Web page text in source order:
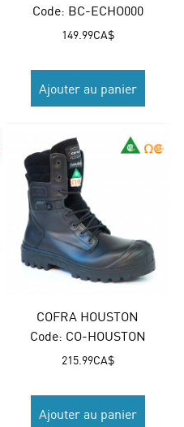
Code: BC-ECHO000
CA$
149.99
Ajouter au panier
COFRA HOUSTON
Code: CO-HOUSTON
CA$
215.99
Ajouter au panier